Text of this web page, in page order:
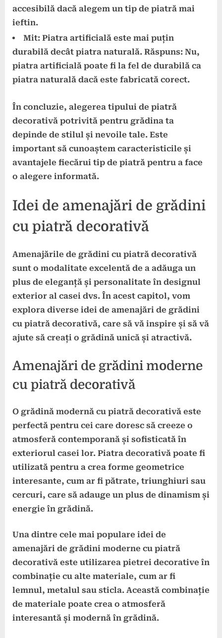
accesibilă dacă alegem un tip de piatră mai
ieftin.
Mit: Piatra artificială este mai puțin
durabilă decât piatra naturală. Răspuns: Nu,
piatra artificială poate fi la fel de durabilă ca
piatra naturală dacă este fabricată corect.
În concluzie, alegerea tipului de piatră
decorativă potrivită pentru grădina ta
depinde de stilul și nevoile tale. Este
important să cunoaștem caracteristicile și
avantajele fiecărui tip de piatră pentru a face
o alegere informată.
Idei de amenajări de grădini
cu piatră decorativă
Amenajările de grădini cu piatră decorativă
sunt o modalitate excelentă de a adăuga un
plus de eleganță și personalitate în designul
exterior al casei dvs. În acest capitol, vom
explora diverse idei de amenajări de grădini
cu piatră decorativă, care să vă inspire și să vă
ajute să creați o grădină unică și atractivă.
Amenajări de grădini moderne
cu piatră decorativă
O grădină modernă cu piatră decorativă este
perfectă pentru cei care doresc să creeze o
atmosferă contemporană și sofisticată în
exteriorul casei lor. Piatra decorativă poate fi
utilizată pentru a crea forme geometrice
interesante, cum ar fi pătrate, triunghiuri sau
cercuri, care să adauge un plus de dinamism și
energie în grădină.
Una dintre cele mai populare idei de
amenajări de grădini moderne cu piatră
decorativă este utilizarea pietrei decorative în
combinație cu alte materiale, cum ar fi
lemnul, metalul sau sticla. Această combinație
de materiale poate crea o atmosferă
interesantă și modernă în grădină.